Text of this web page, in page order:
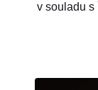
v souladu s